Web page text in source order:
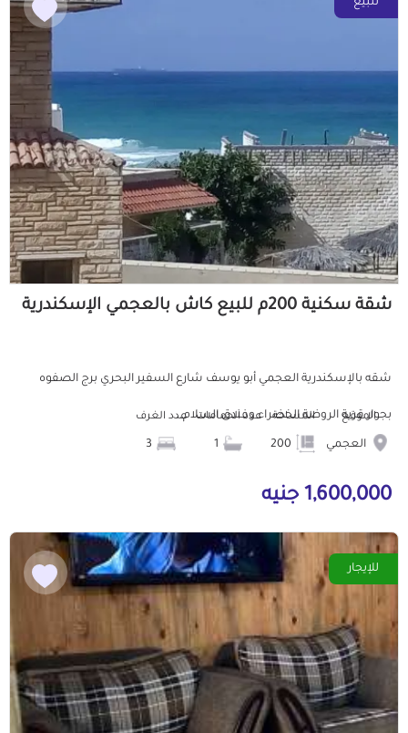
للبيع
شقة سكنية 200م للبيع كاش بالعجمي الإسكندرية
شقه بالإسكندرية العجمي أبو يوسف شارع السفير البحري برج الصفوه
بجوار قرية الروضة الخضراء وفندق السلام...
الموقع
العجمي
المساحة عدد الحمامات عدد الغرف
1,600,000 جنيه
للإيجار